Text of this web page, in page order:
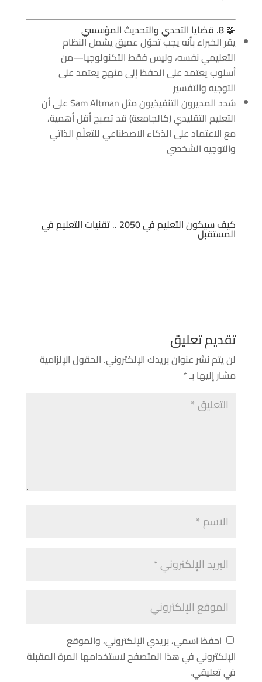
🧩 8. قضايا التحدي والتحديث المؤسسي
يقر الخبراء بأنه يجب تحوّل عميق يشمل النظام
التعليمي نفسه، وليس فقط التكنولوجيا—من
أسلوب يعتمد على الحفظ إلى منهج يعتمد على
التوجيه والتفسير
شدد المديرون التنفيذيون مثل Sam Altman على أن
التعليم التقليدي (كالجامعة) قد تصبح أقل أهمية،
مع الاعتماد على الذكاء الاصطناعي للتعلّم الذاتي
والتوجيه الشخصي
كيف سيكون التعليم في 2050 .. تقنيات التعليم في
المستقبل
تقديم تعليق
لن يتم نشر عنوان بريدك الإلكتروني. الحقول الإلزامية
مشار إليها بـ*
احفظ اسمي، بريدي الإلكتروني، والموقع
الإلكتروني في هذا المتصفح لاستخدامها المرة المقبلة
في تعليقي.